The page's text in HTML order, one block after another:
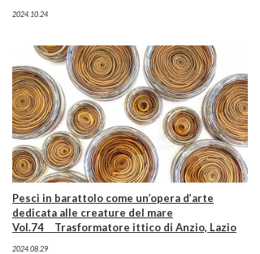
2024.10.24
Pesci in barattolo come un’opera d’arte
dedicata alle creature del mare
Vol.74 Trasformatore ittico di Anzio, Lazio
2024.08.29